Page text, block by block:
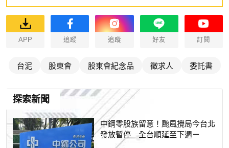
APP 追蹤 追蹤 好友 訂閱
台泥 股東會 股東會紀念品 徵求人 委託書
探索新聞
中鋼零股族留意！颱風攪局今台北
發放暫停 全台順延至下週ㄧ